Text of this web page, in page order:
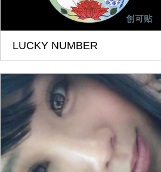
LUCKY NUMBER